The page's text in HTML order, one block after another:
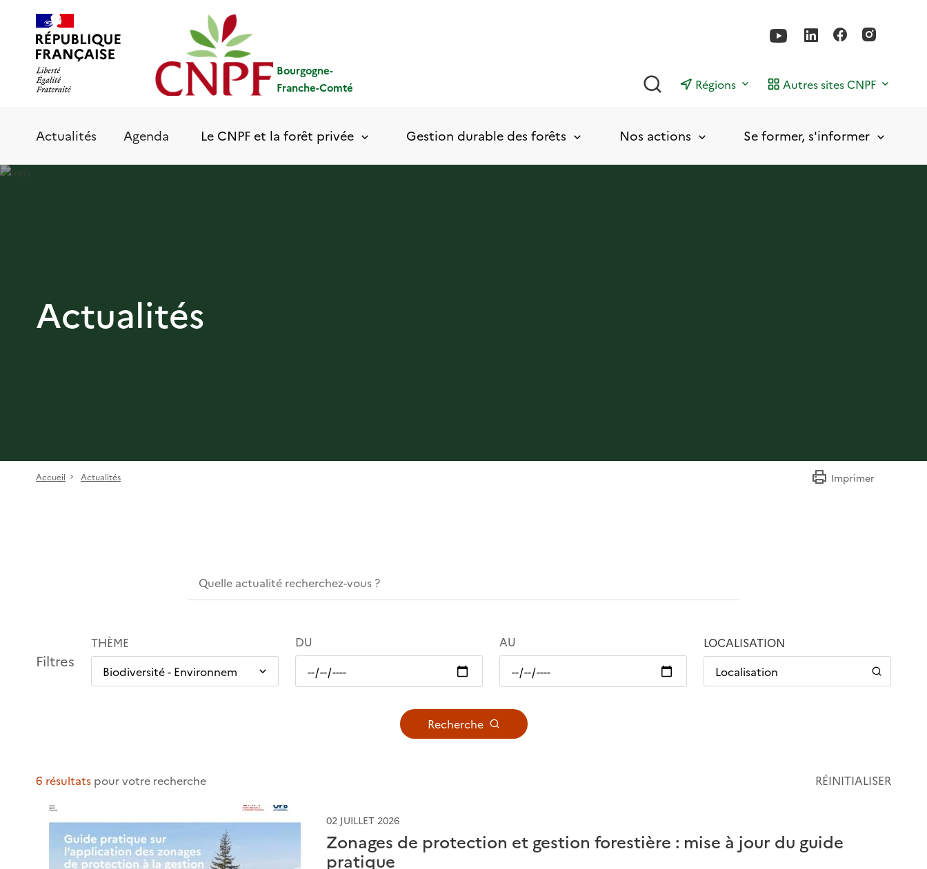
contenu
principal
Bourgogne-
Franche-Comté
Rechercher
Régions Autres sites CNPF
Actualités Agenda Le CNPF et la forêt privée Gestion durable des forêts Nos actions Se former, s'informer
Actualités
Accueil Actualités Imprimer
Filtres
THÈME DU AU
LOCALISATION
Localisation
Recherche
6 résultats pour votre recherche RÉINITIALISER
02 JUILLET 2026
Zonages de protection et gestion forestière : mise à jour du guide
pratique